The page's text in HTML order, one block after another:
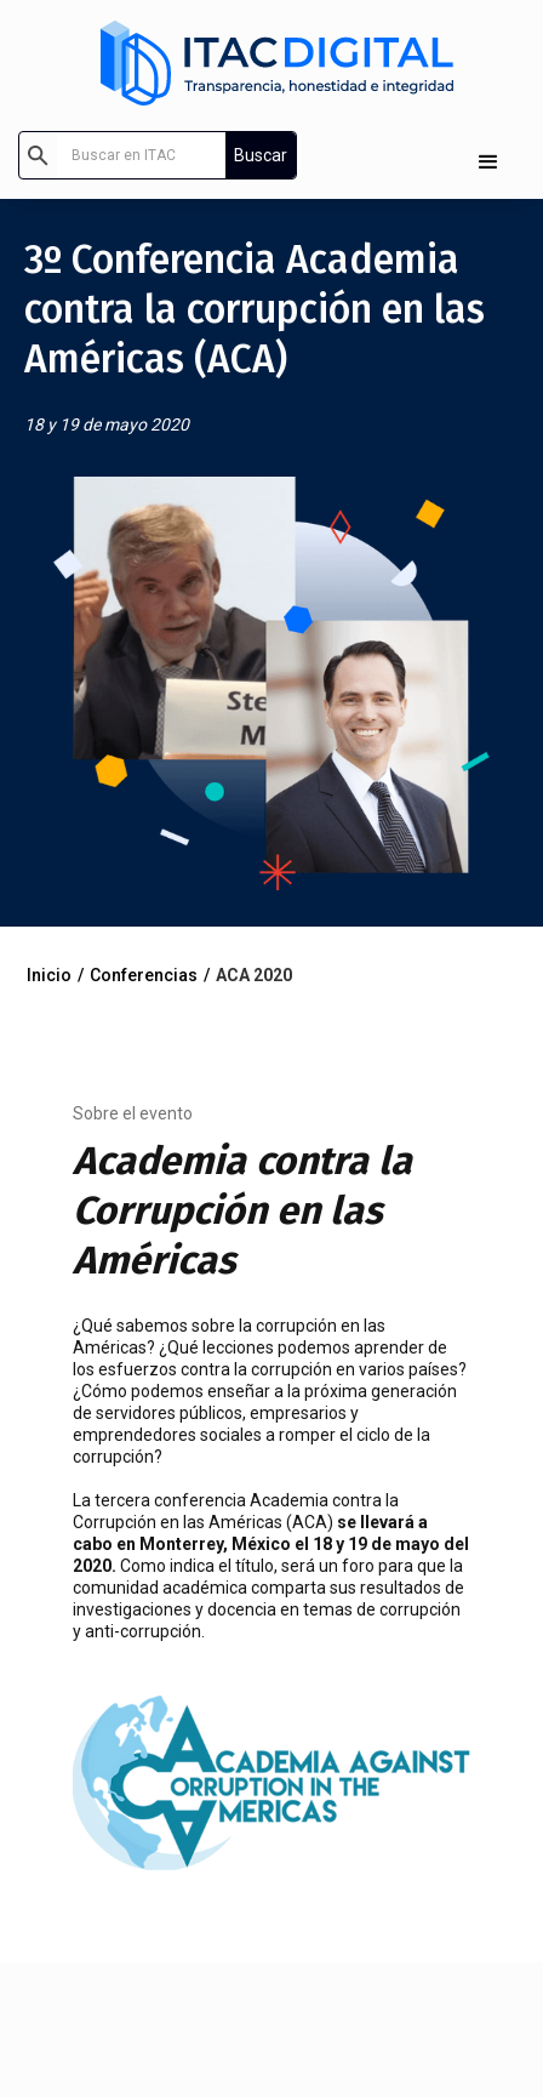
3º Conferencia Academia
contra la corrupción en las
Américas (ACA)
18 y 19 de mayo 2020
Inicio / Conferencias / ACA 2020
Sobre el evento
Academia contra la
Corrupción en las
Américas
¿Qué sabemos sobre la corrupción en las
Américas? ¿Qué lecciones podemos aprender de
los esfuerzos contra la corrupción en varios países?
¿Cómo podemos enseñar a la próxima generación
de servidores públicos, empresarios y
emprendedores sociales a romper el ciclo de la
corrupción?
La tercera conferencia Academia contra la
Corrupción en las Américas (ACA) se llevará a
cabo en Monterrey, México el 18 y 19 de mayo del
2020. Como indica el título, será un foro para que la
comunidad académica comparta sus resultados de
investigaciones y docencia en temas de corrupción
y anti-corrupción.